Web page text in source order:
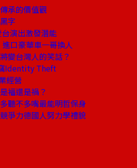
承的價值觀
字
演出激發潛能
進口豪華車一哥換人
變台灣人的笑話？
Identity Theft
經營
福還是禍？
聽不多嘴最能明哲保身
爭力德國人努力學禮貌